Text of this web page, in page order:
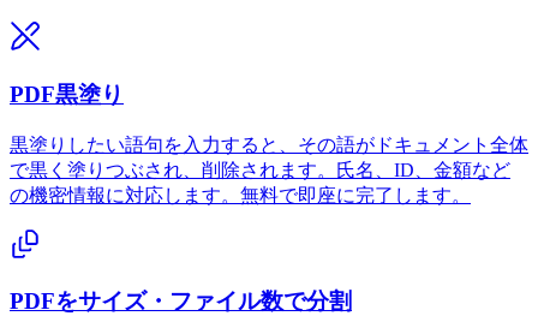
PDF黒塗り
黒塗りしたい語句を入力すると、その語がドキュメント全体
で黒く塗りつぶされ、削除されます。氏名、ID、金額など
の機密情報に対応します。無料で即座に完了します。
PDFをサイズ・ファイル数で分割